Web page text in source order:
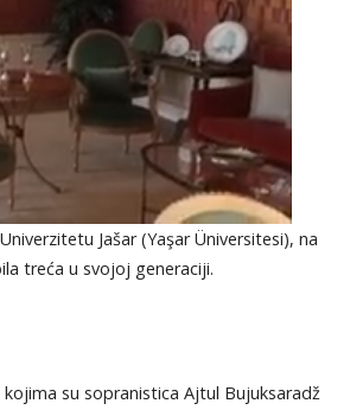
Jašar (Yaşar Üniversitesi), na
treća u svojoj generaciji.
su sopranistica Ajtul Bujuksaradž